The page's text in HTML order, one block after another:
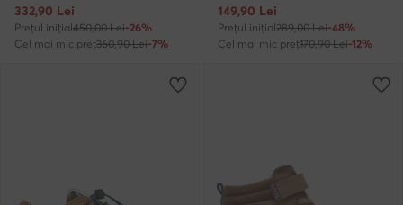
Prețul actual
332,90 Lei
Prețul inițial450,00 Lei-26%
Cel mai mic preț360,90 Lei-7%
Prețul actual
149,90 Lei
Prețul inițial289,00 Lei-48%
Cel mai mic preț170,90 Lei-12%